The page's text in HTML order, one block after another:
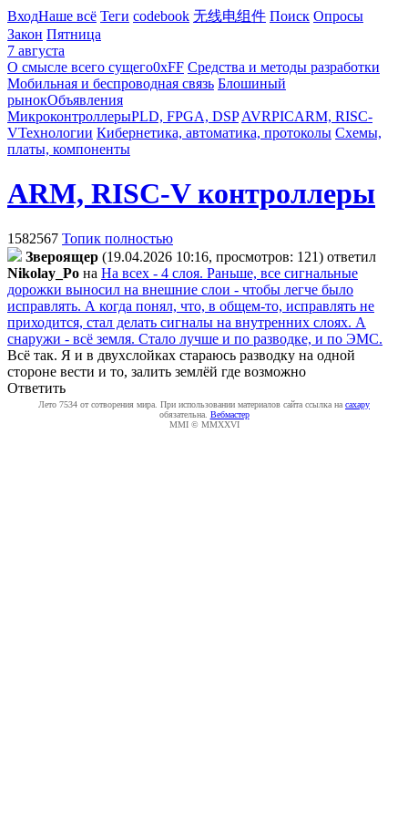
ВходНаше всё Теги codebook 无线电组件 Поиск Опросы
Закон Пятница
7 августа
О смысле всего сущего0xFF Средства и методы разработки
Мобильная и беспроводная связь Блошиный
рынокОбъявления
МикроконтроллерыPLD, FPGA, DSP AVRPICARM, RISC-
VТехнологии Кибернетика, автоматика, протоколы Схемы,
платы, компоненты
ARM, RISC-V контроллеры
1582567 Топик полностью
Звepoящep (19.04.2026 10:16, просмотров: 121) ответил
Nikolay_Po на На всех - 4 слоя. Раньше, все сигнальные
дорожки выносил на внешние слои - чтобы легче было
исправлять. А когда понял, что, в общем-то, исправлять не
приходится, стал делать сигналы на внутренних слоях. А
снаружи - всё земля. Стало лучше и по разводке, и по ЭМС.
Всё так. Я и в двухслойках стараюсь разводку на одной
стороне вести и то, залить землёй где возможно
Ответить
Лето 7534 от сотворения мира. При использовании материалов сайта ссылка на caxapу
обязательна. Вебмастер
MMI © MMXXVI